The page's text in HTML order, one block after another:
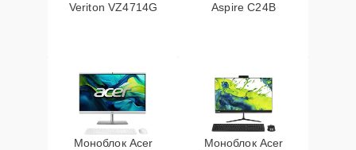
Veriton VZ4714G
Aspire C24B
Моноблок Acer
Моноблок Acer